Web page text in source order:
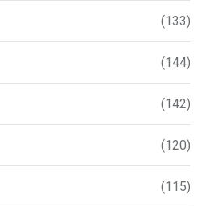
(133)
(144)
(142)
(120)
(115)